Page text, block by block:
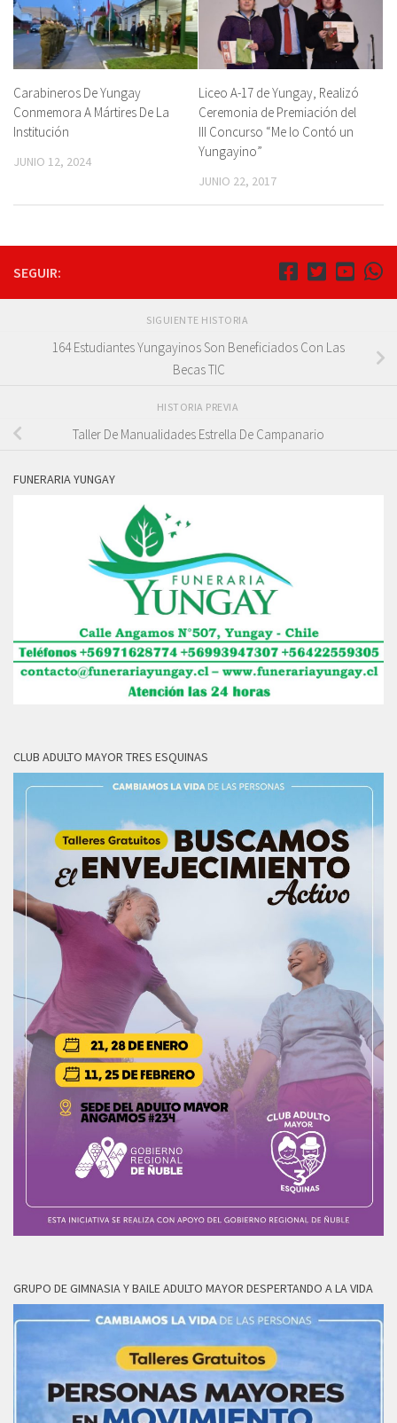
Carabineros De Yungay
Conmemora A Mártires De La
Institución
JUNIO 12, 2024
Liceo A-17 de Yungay, Realizó
Ceremonia de Premiación del
III Concurso “Me lo Contó un
Yungayino”
JUNIO 22, 2017
SEGUIR:
SIGUIENTE HISTORIA
164 Estudiantes Yungayinos Son Beneficiados Con Las
Becas TIC
HISTORIA PREVIA
Taller De Manualidades Estrella De Campanario
FUNERARIA YUNGAY
CLUB ADULTO MAYOR TRES ESQUINAS
GRUPO DE GIMNASIA Y BAILE ADULTO MAYOR DESPERTANDO A LA VIDA